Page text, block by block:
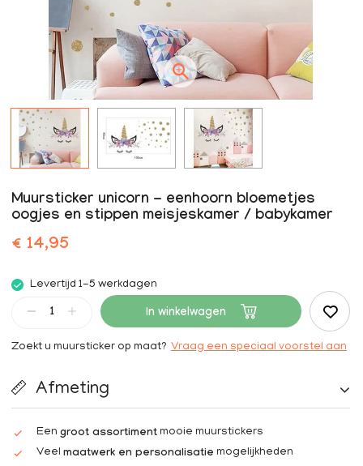
Muursticker unicorn - eenhoorn bloemetjes
oogjes en stippen meisjeskamer / babykamer
€ 14,95
Levertijd 1-5 werkdagen
In winkelwagen
Zoekt u muursticker op maat? Vraag een speciaal voorstel aan
Afmeting
Een groot assortiment mooie muurstickers
Veel maatwerk en personalisatie mogelijkheden